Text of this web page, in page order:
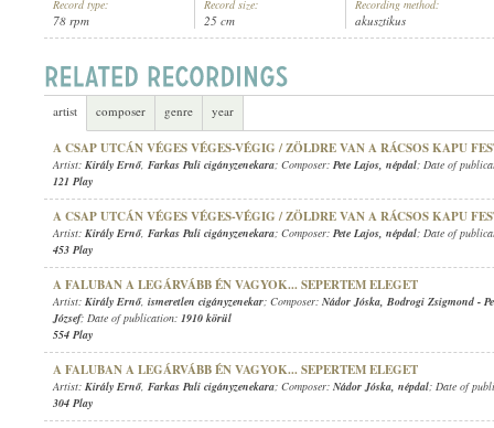
ARTIST: KIRÁLY ERNŐ,FARKAS PALI CIGÁNYZENEKARA
Record type:
78 rpm
Record size:
25 cm
Recording method:
akusztikus
artist composer genre year
A CSAP UTCÁN VÉGES VÉGES-VÉGIG / ZÖLDRE VAN A RÁCSOS KAPU
Artist: Király Ernő, Farkas Pali cigányzenekara; Composer: Pete Lajos, népdal; Date of
121 Play
A CSAP UTCÁN VÉGES VÉGES-VÉGIG / ZÖLDRE VAN A RÁCSOS KAPU
Artist: Király Ernő, Farkas Pali cigányzenekara; Composer: Pete Lajos, népdal; Date of
453 Play
A FALUBAN A LEGÁRVÁBB ÉN VAGYOK... SEPERTEM ELEGET
Artist: Király Ernő, ismeretlen cigányzenekar; Composer: Nádor Jóska, Bodrogi Zsigmond -
József; Date of publication: 1910 körül
554 Play
A FALUBAN A LEGÁRVÁBB ÉN VAGYOK... SEPERTEM ELEGET
Artist: Király Ernő, Farkas Pali cigányzenekara; Composer: Nádor Jóska, népdal; Date of
304 Play